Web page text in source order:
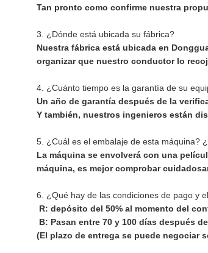
Tan pronto como confirme nuestra
3. ¿Dónde está ubicada su fábrica?
Nuestra fábrica está ubicada en
organizar que nuestro conductor lo
4. ¿Cuánto tiempo es la garantía de su
Un año de garantía después de la
Y también, nuestros ingenieros están
5. ¿Cuál es el embalaje de esta máquina?
La máquina se envolverá con una
máquina, es mejor comprobar
6. ¿Qué hay de las condiciones de pago y
R: depósito del 50% al momento del
B: Pasan entre 70 y 100 días después
(El plazo de entrega se puede negociar